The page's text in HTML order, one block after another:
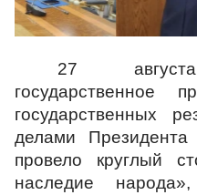
Обратная связь
Комплаенс-служба
Адалдық алаңы
27 августа
государственное
государственных
делами Президента
провело круглый
наследие